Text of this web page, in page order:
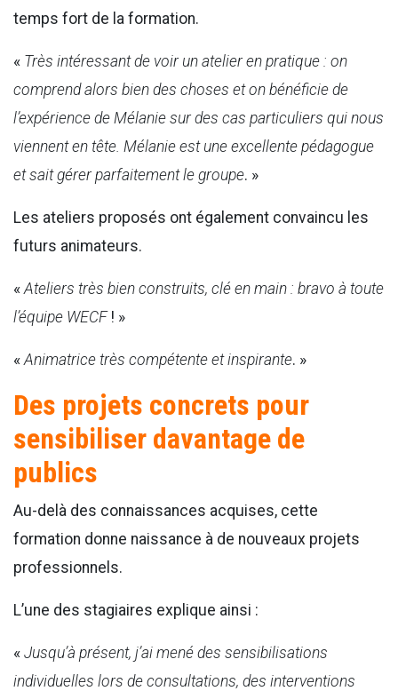
temps fort de la formation.
« Très intéressant de voir un atelier en pratique : on
comprend alors bien des choses et on bénéficie de
l’expérience de Mélanie sur des cas particuliers qui nous
viennent en tête. Mélanie est une excellente pédagogue
et sait gérer parfaitement le groupe. »
Les ateliers proposés ont également convaincu les
futurs animateurs.
« Ateliers très bien construits, clé en main : bravo à toute
l’équipe WECF! »
« Animatrice très compétente et inspirante. »
Des projets concrets pour
sensibiliser davantage de
publics
Au-delà des connaissances acquises, cette
formation donne naissance à de nouveaux projets
professionnels.
L’une des stagiaires explique ainsi :
« Jusqu’à présent, j’ai mené des sensibilisations
individuelles lors de consultations, des interventions